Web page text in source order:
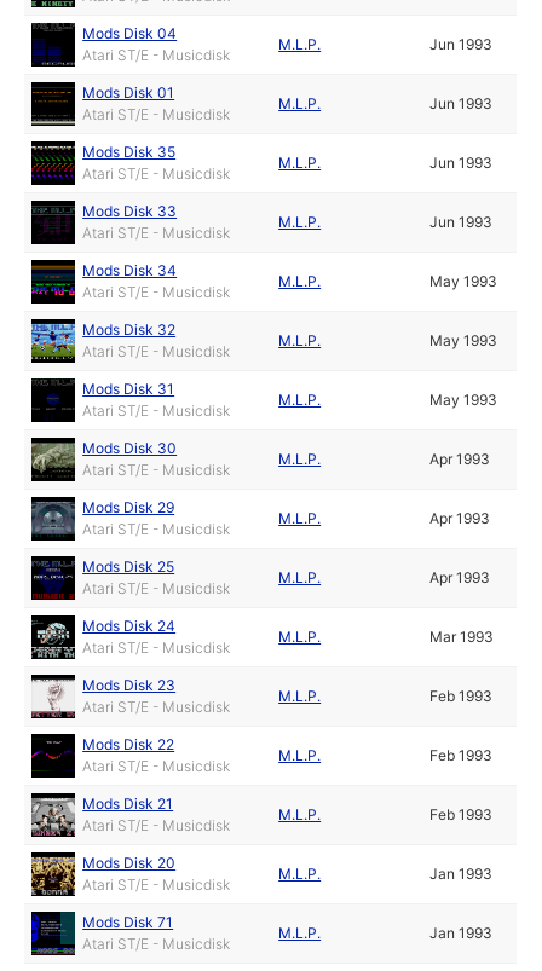
Mods Disk 04
Atari ST/E - Musicdisk
M.L.P. Jun 1993
Mods Disk 01
Atari ST/E - Musicdisk
M.L.P. Jun 1993
Mods Disk 35
Atari ST/E - Musicdisk
M.L.P. Jun 1993
Mods Disk 33
Atari ST/E - Musicdisk
M.L.P. Jun 1993
Mods Disk 34
Atari ST/E - Musicdisk
M.L.P. May 1993
Mods Disk 32
Atari ST/E - Musicdisk
M.L.P. May 1993
Mods Disk 31
Atari ST/E - Musicdisk
M.L.P. May 1993
Mods Disk 30
Atari ST/E - Musicdisk
M.L.P. Apr 1993
Mods Disk 29
Atari ST/E - Musicdisk
M.L.P. Apr 1993
Mods Disk 25
Atari ST/E - Musicdisk
M.L.P. Apr 1993
Mods Disk 24
Atari ST/E - Musicdisk
M.L.P. Mar 1993
Mods Disk 23
Atari ST/E - Musicdisk
M.L.P. Feb 1993
Mods Disk 22
Atari ST/E - Musicdisk
M.L.P. Feb 1993
Mods Disk 21
Atari ST/E - Musicdisk
M.L.P. Feb 1993
Mods Disk 20
Atari ST/E - Musicdisk
M.L.P. Jan 1993
Mods Disk 71
Atari ST/E - Musicdisk
M.L.P. Jan 1993